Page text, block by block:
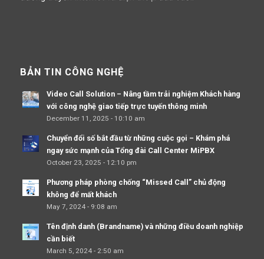
BẢN TIN CÔNG NGHỆ
Video Call Solution – Nâng tầm trải nghiệm Khách hàng
với công nghệ giao tiếp trực tuyến thông minh
December 11, 2025 - 10:10 am
Chuyển đổi số bắt đầu từ những cuộc gọi – Khám phá
ngay sức mạnh của Tổng đài Call Center MiPBX
October 23, 2025 - 12:10 pm
Phương pháp phòng chống “Missed Call” chủ động
không để mất khách
May 7, 2024 - 9:08 am
Tên định danh (Brandname) và những điều doanh nghiệp
cần biết
March 5, 2024 - 2:50 am